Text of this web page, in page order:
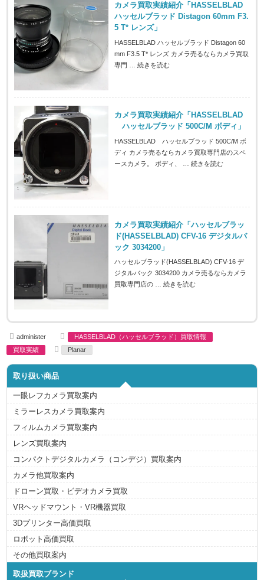
カメラ買取実績紹介「HASSELBLAD
ハッセルブラッド Distagon 60mm F3.
5 T* レンズ」
HASSELBLAD ハッセルブラッド Distagon 60
mm F3.5 T* レンズ カメラ売るならカメラ買取
専門 …続きを読む
カメラ買取実績紹介「HASSELBLAD
ハッセルブラッド 500C/M ボディ」
HASSELBLAD ハッセルブラッド 500C/M ボ
ディ カメラ売るならカメラ買取専門店のスペ
ースカメラ。 ボディ、 …続きを読む
カメラ買取実績紹介「ハッセルブラッ
ド(HASSELBLAD) CFV-16 デジタルバ
ック 3034200」
ハッセルブラッド(HASSELBLAD) CFV-16 デ
ジタルバック 3034200 カメラ売るならカメラ
買取専門店の …続きを読む
A
u
t
h
o
r
administer
C
a
t
e
g
i
e
s
HASSELBLAD（ハッセルブラッド）買取情報
買取実績
T
a
g
Planar
取り扱い商品
一眼レフカメラ買取案内
ミラーレスカメラ買取案内
フィルムカメラ買取案内
レンズ買取案内
コンパクトデジタルカメラ（コンデジ）買取案内
カメラ他買取案内
ドローン買取・ビデオカメラ買取
VRヘッドマウント・VR機器買取
3Dプリンター高価買取
ロボット高価買取
その他買取案内
取扱買取ブランド